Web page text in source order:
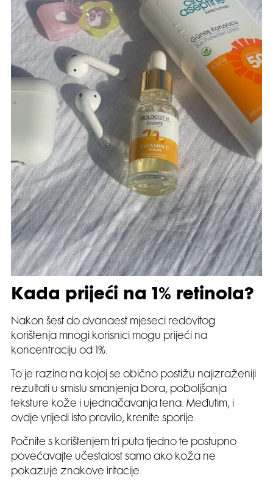
Kada prijeći na 1% retinola?
Nakon šest do dvanaest mjeseci redovitog
korištenja mnogi korisnici mogu prijeći na
koncentraciju od 1%.
To je razina na kojoj se obično postižu najizraženiji
rezultati u smislu smanjenja bora, poboljšanja
teksture kože i ujednačavanja tena. Međutim, i
ovdje vrijedi isto pravilo, krenite sporije.
Počnite s korištenjem tri puta tjedno te postupno
povećavajte učestalost samo ako koža ne
pokazuje znakove iritacije.